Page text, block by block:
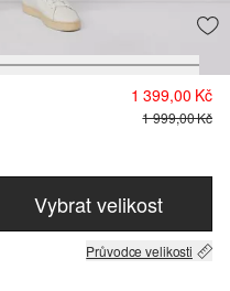
1 399,00 Kč
1 999,00 Kč
Vybrat velikost
Průvodce velikosti